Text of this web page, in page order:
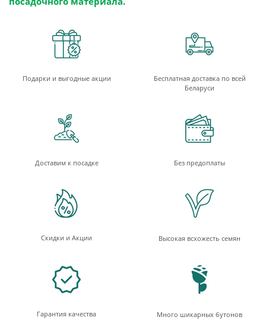
Подарки и выгодные акции
Бесплатная доставка по всей
Беларуси
Доставим к посадке Без предоплаты
Скидки и Акции Высокая всхожесть семян
Гарантия качества Много шикарных бутонов